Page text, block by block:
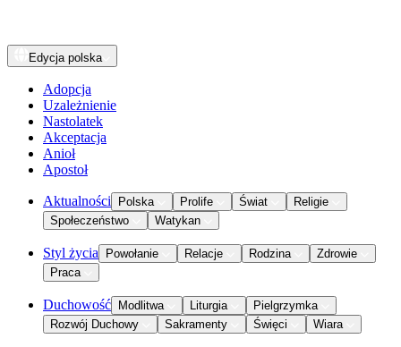
Edycja polska
Adopcja
Uzależnienie
Nastolatek
Akceptacja
Anioł
Apostoł
Aktualności Polska Prolife Świat
Religie
Społeczeństwo
Watykan
Styl życia Powołanie Relacje Rodzina
Zdrowie
Praca
Duchowość Modlitwa Liturgia
Pielgrzymka
Rozwój Duchowy
Sakramenty Święci Wiara